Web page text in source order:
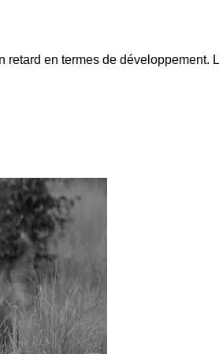
retard en termes de développement.